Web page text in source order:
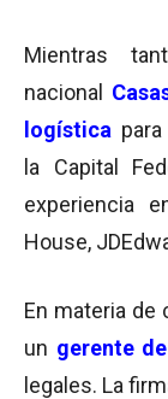
Mientras
nacional
logística
la Capital
experiencia
House,
En materia de
un gerente
legales. La